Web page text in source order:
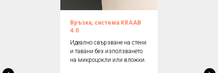
Връзка, система KRAAB
4.0
Идеално свързване на стени
и тавани без използването
на микроцокли или вложки.